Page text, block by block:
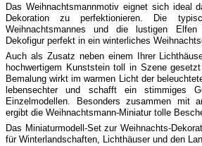
Das Weihnachtsmannmotiv eignet sich ideal
Dekoration zu perfektionieren. Die
Weihnachtsmannes und die lustigen
Dekofigur perfekt in ein winterliches
Auch als Zusatz neben einem Ihrer
hochwertigem Kunststein toll in Szene
Bemalung wirkt im warmen Licht der
lebensechter und schafft ein stimmiges
Einzelmodellen. Besonders zusammen mit
ergibt die Weihnachtsmann-Miniatur tolle
Das Miniaturmodell-Set zur Weihnachts-
für Winterlandschaften, Lichthäuser und den